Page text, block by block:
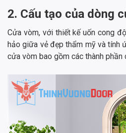
2. Cấu tạo của dòng
Cửa vòm, với thiết kế uốn cong
hảo giữa vẻ đẹp thẩm mỹ và tính
cửa vòm bao gồm các thành phần